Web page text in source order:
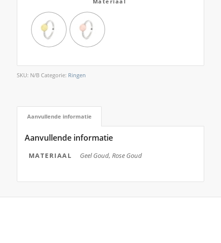
SKU: N/B Categorie: Ringen
Aanvullende informatie
Aanvullende informatie
MATERIAAL Geel Goud, Rose Goud